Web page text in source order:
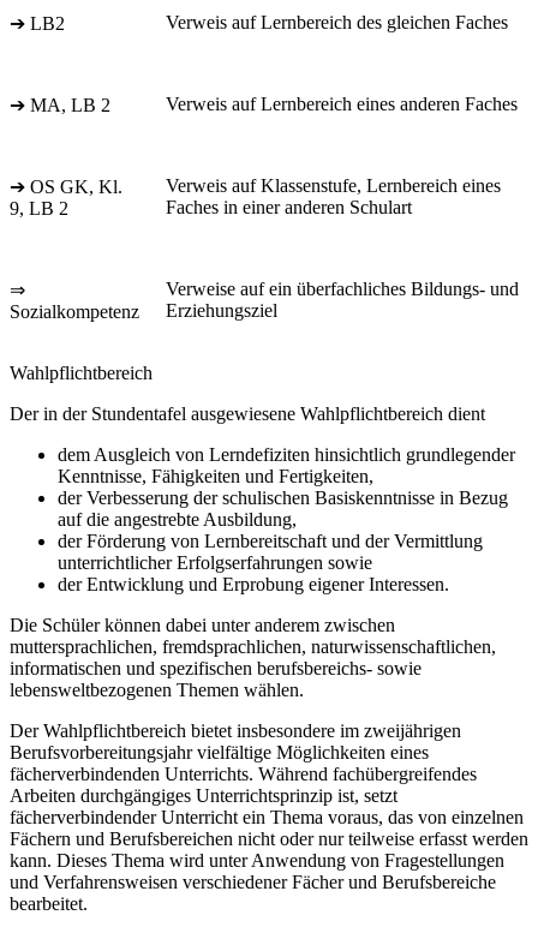
➔ LB2 Verweis auf Lernbereich des gleichen Faches
➔ MA, LB 2 Verweis auf Lernbereich eines anderen Faches
➔ OS GK, Kl.
9, LB 2
Verweis auf Klassenstufe, Lernbereich eines
Faches in einer anderen Schulart
⇒
Sozialkompetenz
Verweise auf ein überfachliches Bildungs- und
Erziehungsziel
Wahlpflichtbereich
Der in der Stundentafel ausgewiesene Wahlpflichtbereich dient
dem Ausgleich von Lerndefiziten hinsichtlich grundlegender
Kenntnisse, Fähigkeiten und Fertigkeiten,
der Verbesserung der schulischen Basiskenntnisse in Bezug
auf die angestrebte Ausbildung,
der Förderung von Lernbereitschaft und der Vermittlung
unterrichtlicher Erfolgserfahrungen sowie
der Entwicklung und Erprobung eigener Interessen.
Die Schüler können dabei unter anderem zwischen
muttersprachlichen, fremdsprachlichen, naturwissenschaftlichen,
informatischen und spezifischen berufsbereichs- sowie
lebensweltbezogenen Themen wählen.
Der Wahlpflichtbereich bietet insbesondere im zweijährigen
Berufsvorbereitungsjahr vielfältige Möglichkeiten eines
fächerverbindenden Unterrichts. Während fachübergreifendes
Arbeiten durchgängiges Unterrichtsprinzip ist, setzt
fächerverbindender Unterricht ein Thema voraus, das von einzelnen
Fächern und Berufsbereichen nicht oder nur teilweise erfasst werden
kann. Dieses Thema wird unter Anwendung von Fragestellungen
und Verfahrensweisen verschiedener Fächer und Berufsbereiche
bearbeitet.